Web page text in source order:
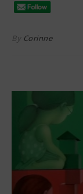
By Corinne